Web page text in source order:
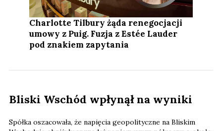
Charlotte Tilbury żąda renegocjacji
umowy z Puig. Fuzja z Estée Lauder
pod znakiem zapytania
Bliski Wschód wpłynął na wyniki
Spółka oszacowała, że napięcia geopolityczne na Bliskim